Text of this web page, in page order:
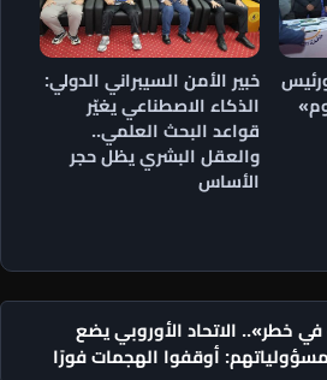
خبير الأمن السيبراني الدولي:
الذكاء الاصطناعي يغيّر
قواعد البحث العلمي..
والعقل البشري يظل حجر
الأساس
خطر».. الاتحاد الأوروبي يضع
أوقفوا الهجمات فورًا